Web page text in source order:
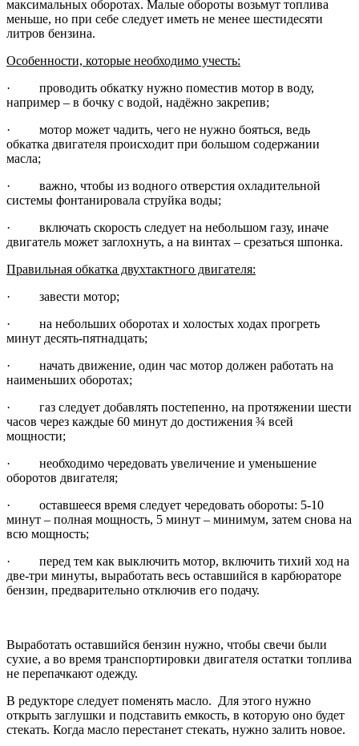
максимальных оборотах. Малые обороты возьмут топлива
меньше, но при себе следует иметь не менее шестидесяти
литров бензина.
Особенности, которые необходимо учесть:
· проводить обкатку нужно поместив мотор в воду,
например – в бочку с водой, надёжно закрепив;
· мотор может чадить, чего не нужно бояться, ведь
обкатка двигателя происходит при большом содержании
масла;
· важно, чтобы из водного отверстия охладительной
системы фонтанировала струйка воды;
· включать скорость следует на небольшом газу, иначе
двигатель может заглохнуть, а на винтах – срезаться шпонка.
Правильная обкатка двухтактного двигателя:
· завести мотор;
· на небольших оборотах и холостых ходах прогреть
минут десять-пятнадцать;
· начать движение, один час мотор должен работать на
наименьших оборотах;
· газ следует добавлять постепенно, на протяжении шести
часов через каждые 60 минут до достижения ¾ всей
мощности;
· необходимо чередовать увеличение и уменьшение
оборотов двигателя;
· оставшееся время следует чередовать обороты: 5-10
минут – полная мощность, 5 минут – минимум, затем снова на
всю мощность;
· перед тем как выключить мотор, включить тихий ход на
две-три минуты, выработать весь оставшийся в карбюраторе
бензин, предварительно отключив его подачу.
Выработать оставшийся бензин нужно, чтобы свечи были
сухие, а во время транспортировки двигателя остатки топлива
не перепачкают одежду.
В редукторе следует поменять масло. Для этого нужно
открыть заглушки и подставить емкость, в которую оно будет
стекать. Когда масло перестанет стекать, нужно залить новое.